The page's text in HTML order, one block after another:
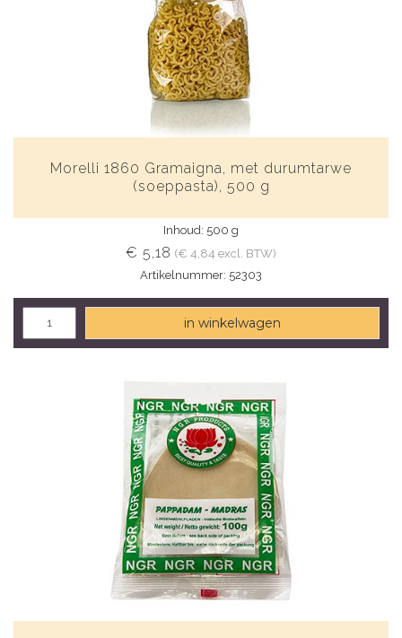
Morelli 1860 Gramaigna, met durumtarwe
(soeppasta), 500 g
Inhoud: 500 g
€ 5,18 (€ 4,84 excl. BTW)
Artikelnummer: 52303
in winkelwagen